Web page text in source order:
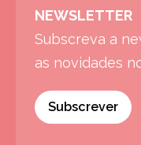
NEWSLETTER
Subscreva a
as novidades
Subscrever